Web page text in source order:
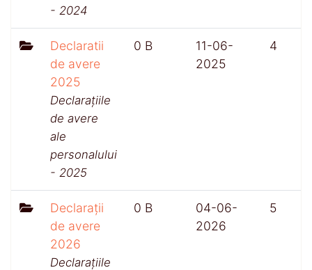
- 2024
Declaratii
de avere
2025
Declarațiile
de avere
ale
personalului
- 2025
0 B
11-06-
2025
4
Declarații
de avere
2026
Declarațiile
0 B
04-06-
2026
5